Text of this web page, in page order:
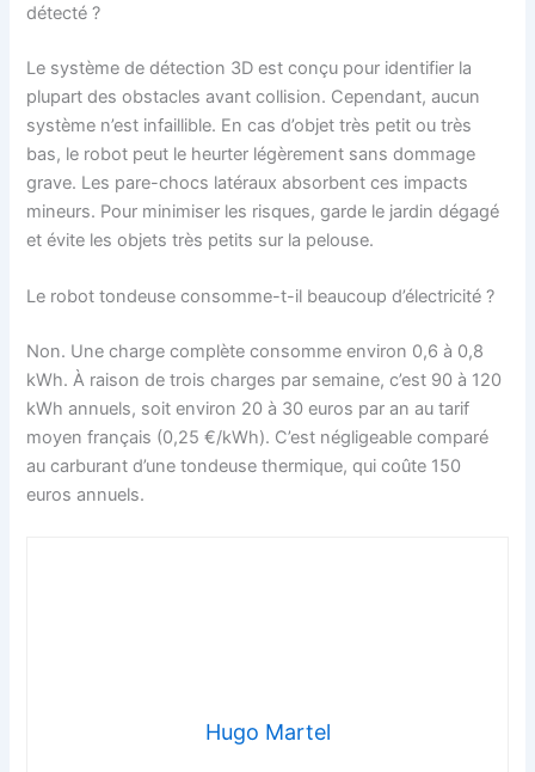
détecté ?
Le système de détection 3D est conçu pour identifier la
plupart des obstacles avant collision. Cependant, aucun
système n’est infaillible. En cas d’objet très petit ou très
bas, le robot peut le heurter légèrement sans dommage
grave. Les pare-chocs latéraux absorbent ces impacts
mineurs. Pour minimiser les risques, garde le jardin dégagé
et évite les objets très petits sur la pelouse.
Le robot tondeuse consomme-t-il beaucoup d’électricité ?
Non. Une charge complète consomme environ 0,6 à 0,8
kWh. À raison de trois charges par semaine, c’est 90 à 120
kWh annuels, soit environ 20 à 30 euros par an au tarif
moyen français (0,25 €/kWh). C’est négligeable comparé
au carburant d’une tondeuse thermique, qui coûte 150
euros annuels.
Hugo Martel